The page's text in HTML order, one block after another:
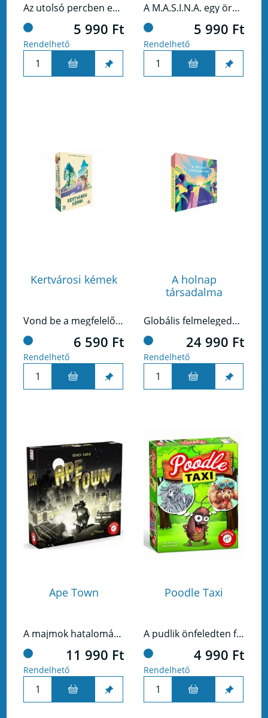
Az utolsó percben egy elit bombaszakértő csapatként kell trükkös robbanószereket hatástalanítanotok, ami egy ilyen harcedzett bandának nem is lenne akadály, de mindenre csupán egy percetek van, miközben össze kell fognotok, és a szűkös időn belül minden felmerülő problémát el kell hárítanotok.
5 990 Ft
Rendelhető
A M.A.S.I.N.A. egy örökké változó rejtvényekkel teli gép, amit csak Te tudsz megfejteni.
5 990 Ft
Rendelhető
Kertvárosi kémek
Vond be a megfelelő személyeket, maradj észrevétlen, és leplezd le az ellenfeled!
6 590 Ft
Rendelhető
A holnap
társadalma
Globális felmelegedés, veszélyben a közösségek – mentsétek meg a Földet!
24 990 Ft
Rendelhető
Ape Town
A majmok hatalomátvétele óta kemény idők járnak a távoli tengerparti városban.
11 990 Ft
Rendelhető
Poodle Taxi
A pudlik önfeledten futkároznak a parkban. Ez nagyszerű lehetőség a szemtelen bolháknak, hogy a kutyusok bundájára pattanjanak és közlekedési eszközként használják őket.
4 990 Ft
Rendelhető